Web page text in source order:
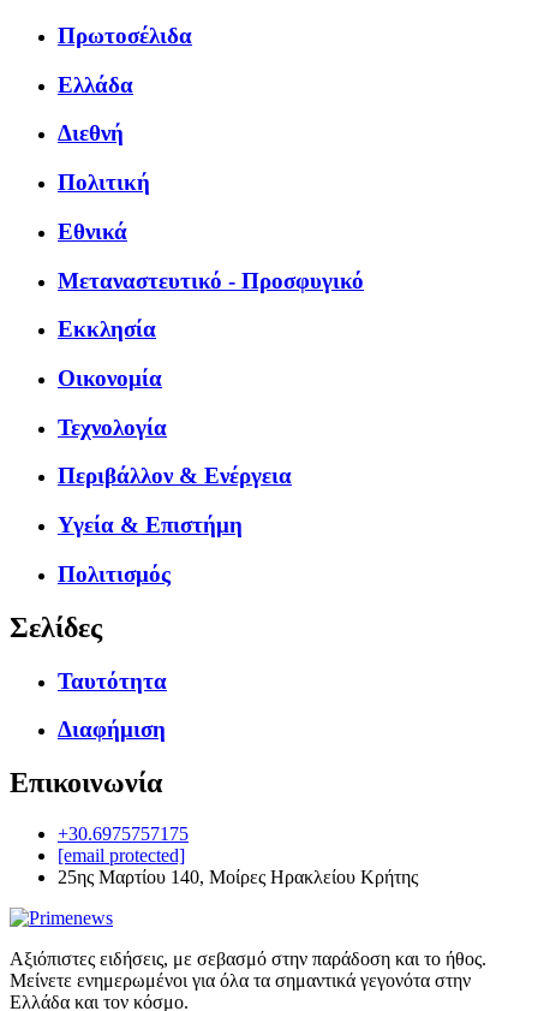
Πρωτοσέλιδα
Ελλάδα
Διεθνή
Πολιτική
Εθνικά
Μεταναστευτικό - Προσφυγικό
Εκκλησία
Οικονομία
Τεχνολογία
Περιβάλλον & Ενέργεια
Υγεία & Επιστήμη
Πολιτισμός
Σελίδες
Ταυτότητα
Διαφήμιση
Επικοινωνία
+30.6975757175
[email protected]
25ης Μαρτίου 140, Μοίρες Ηρακλείου Κρήτης
Αξιόπιστες ειδήσεις, με σεβασμό στην παράδοση και το ήθος.
Μείνετε ενημερωμένοι για όλα τα σημαντικά γεγονότα στην
Ελλάδα και τον κόσμο.